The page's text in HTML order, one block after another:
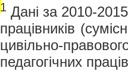
1 Дані за 2010-
працівників
цивільно-
педагогічних